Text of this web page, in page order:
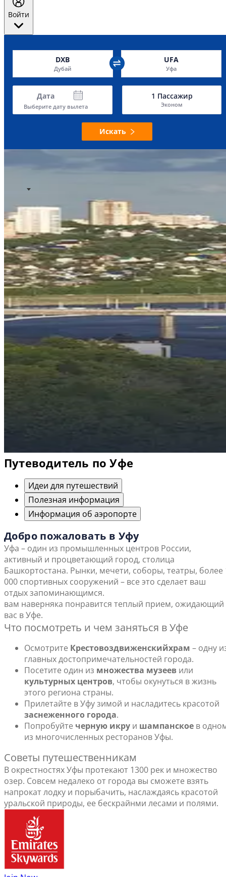
Войти
DXB
Дубай
UFA
Уфа
Дата
Выберите дату вылета
1 Пассажир
Эконом
Искать
Путеводитель по Уфе
Идеи для путешествий
Полезная информация
Информация об аэропорте
Добро пожаловать в Уфу
Уфа – один из промышленных центров России,
активный и процветающий город, столица
Башкортостана. Рынки, мечети, соборы, театры, более
000 спортивных сооружений – все это сделает ваш
отдых запоминающимся.
вам наверняка понравится теплый прием, ожидающий
вас в Уфе.
Что посмотреть и чем заняться в Уфе
Осмотрите Крестовоздвиженскийхрам – одну
главных достопримечательностей города.
Посетите один из множества музеев или
культурных центров, чтобы окунуться в жизнь
этого региона страны.
Прилетайте в Уфу зимой и насладитесь красотой
заснеженного города.
Попробуйте черную икру и шампанское в
из многочисленных ресторанов Уфы.
Советы путешественникам
В окрестностях Уфы протекают 1300 рек и множество
озер. Совсем недалеко от города вы сможете взять
напрокат лодку и порыбачить, наслаждаясь красотой
уральской природы, ее бескрайнми лесами и полями.